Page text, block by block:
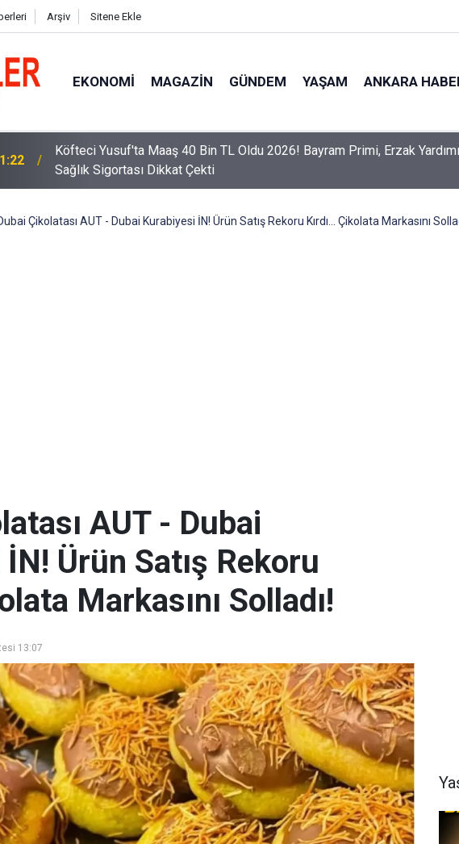
Arşiv Sitene Ekle
EKONOMI MAGAZIN GÜNDEM YAŞAM ANKARA
Sürücüler Dikkat! Yeni Dönemde 3 İhlal Ehliyet İptaline Neden Olacak
Çikolatası AUT - Dubai Kurabiyesi İN! Ürün Satış Rekoru Kırdı... Çikolata Markasını
AUT - Dubai
Ürün Satış Rekoru
Markasını Solladı!
13:07